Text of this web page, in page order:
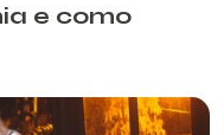
e como